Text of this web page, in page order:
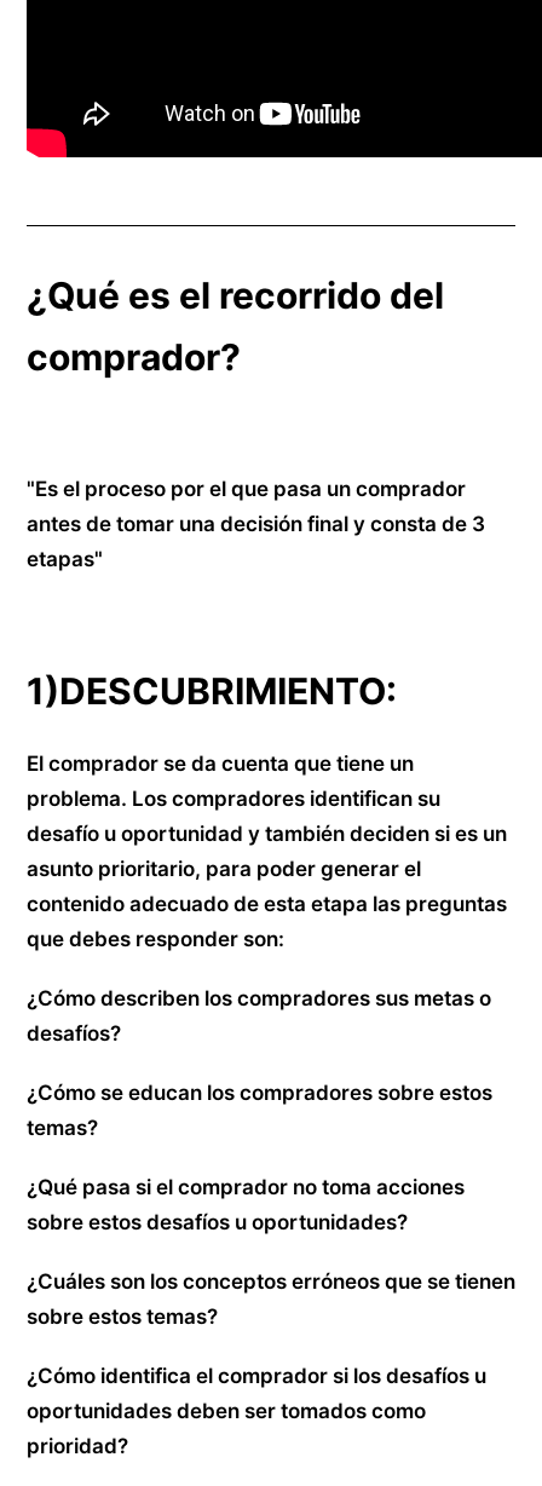
¿Qué es el recorrido del
comprador?
"Es el proceso por el que pasa un comprador
antes de tomar una decisión final y consta de 3
etapas"
1)DESCUBRIMIENTO:
El comprador se da cuenta que tiene un
problema. Los compradores identifican su
desafío u oportunidad y también deciden si es un
asunto prioritario, para poder generar el
contenido adecuado de esta etapa las preguntas
que debes responder son:
¿Cómo describen los compradores sus metas o
desafíos?
¿Cómo se educan los compradores sobre estos
temas?
¿Qué pasa si el comprador no toma acciones
sobre estos desafíos u oportunidades?
¿Cuáles son los conceptos erróneos que se tienen
sobre estos temas?
¿Cómo identifica el comprador si los desafíos u
oportunidades deben ser tomados como
prioridad?